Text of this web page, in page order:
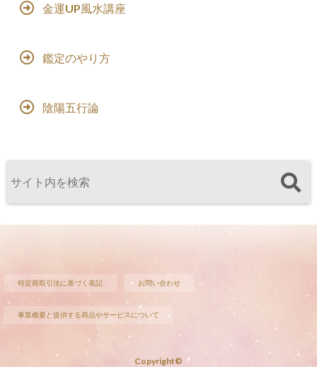
金運UP風水講座
鑑定のやり方
陰陽五行論
特定商取引法に基づく表記 お問い合わせ
事業概要と提供する商品やサービスについて
Copyright©